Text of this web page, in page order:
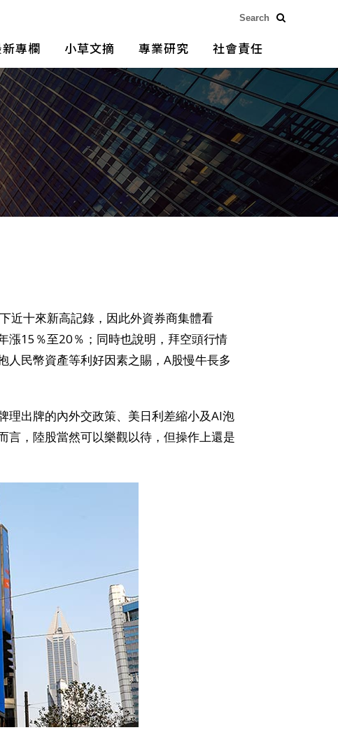
專欄 小草文摘 專業研究 社會責任
近十來新高記錄，因此外資券商集體看
漲15％至20％；同時也說明，拜空頭行情
人民幣資產等利好因素之賜，A股慢牛長多
理出牌的內外交政策、美日利差縮小及AI泡
言，陸股當然可以樂觀以待，但操作上還是